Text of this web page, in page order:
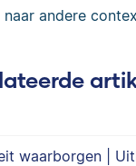
andere
waarborgen |